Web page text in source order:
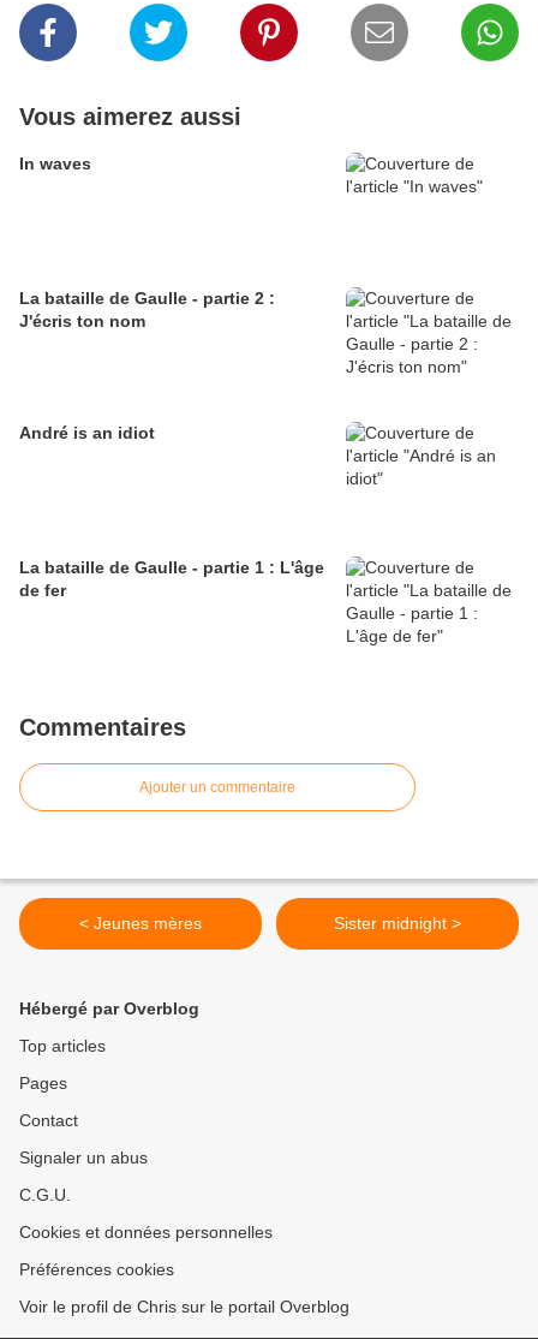
Vous aimerez aussi
In waves
La bataille de Gaulle - partie 2 :
J'écris ton nom
André is an idiot
La bataille de Gaulle - partie 1 : L'âge
de fer
Commentaires
Ajouter un commentaire
< Jeunes mères Sister midnight >
Hébergé par Overblog
Top articles
Pages
Contact
Signaler un abus
C.G.U.
Cookies et données personnelles
Préférences cookies
Voir le profil de Chris sur le portail Overblog